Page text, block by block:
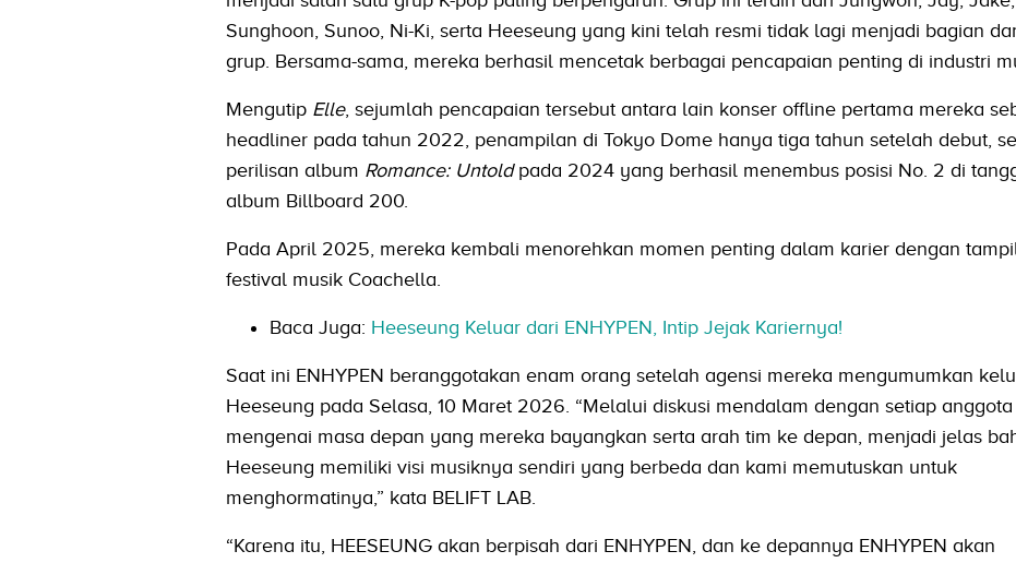
Sunghoon, Sunoo, Ni-Ki, serta Heeseung yang kini telah resmi tidak lagi menjadi bagian
grup. Bersama-sama, mereka berhasil mencetak berbagai pencapaian penting di industri
Mengutip Elle, sejumlah pencapaian tersebut antara lain konser offline pertama mereka
headliner pada tahun 2022, penampilan di Tokyo Dome hanya tiga tahun setelah debut,
perilisan album Romance: Untoldpada 2024 yang berhasil menembus posisi No. 2 di
album Billboard 200.
Pada April 2025, mereka kembali menorehkan momen penting dalam karier dengan
festival musik Coachella.
Baca Juga: Heeseung Keluar dari ENHYPEN, Intip Jejak Kariernya!
Saat ini ENHYPEN beranggotakan enam orang setelah agensi mereka mengumumkan
Heeseung pada Selasa, 10 Maret 2026. “Melalui diskusi mendalam dengan setiap anggota
mengenai masa depan yang mereka bayangkan serta arah tim ke depan, menjadi jelas
Heeseung memiliki visi musiknya sendiri yang berbeda dan kami memutuskan untuk
menghormatinya,” kata BELIFT LAB.
“Karena itu, HEESEUNG akan berpisah dari ENHYPEN, dan ke depannya ENHYPEN akan